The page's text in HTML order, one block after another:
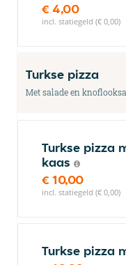
€ 4,00
incl. statiegeld (€ 0,00)
Turkse pizza
Met salade en
Turkse pizza
kaas
€ 10,00
incl. statiegeld (€ 0,00)
Turkse pizza